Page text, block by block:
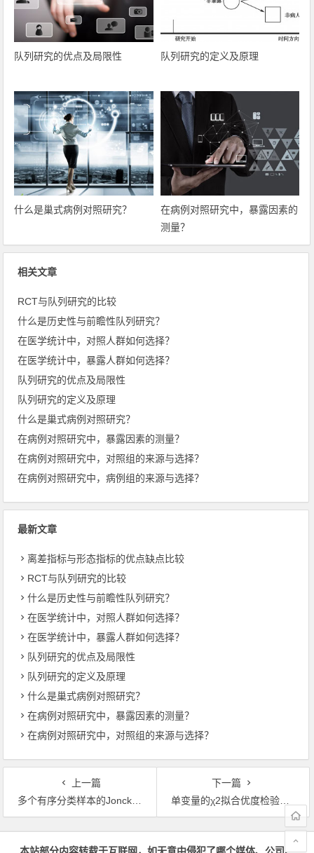
队列研究的优点及局限性 队列研究的定义及原理
什么是巢式病例对照研究？
在病例对照研究中，暴露因素的
测量？
相关文章
RCT与队列研究的比较
什么是历史性与前瞻性队列研究？
在医学统计中，对照人群如何选择？
在医学统计中，暴露人群如何选择？
队列研究的优点及局限性
队列研究的定义及原理
什么是巢式病例对照研究？
在病例对照研究中，暴露因素的测量？
在病例对照研究中，对照组的来源与选择？
在病例对照研究中，病例组的来源与选择？
最新文章
离差指标与形态指标的优点缺点比较
RCT与队列研究的比较
什么是历史性与前瞻性队列研究？
在医学统计中，对照人群如何选择？
在医学统计中，暴露人群如何选择？
队列研究的优点及局限性
队列研究的定义及原理
什么是巢式病例对照研究？
在病例对照研究中，暴露因素的测量？
在病例对照研究中，对照组的来源与选择？
上一篇
多个有序分类样本的Jonckheere-Terpstra趋势检验：基本思想
下一篇
单变量的χ2拟合优度检验：基本思想
文章导航